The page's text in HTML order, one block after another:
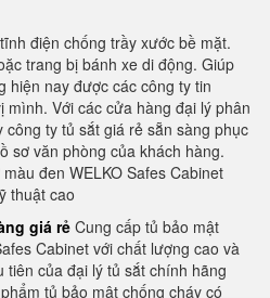
điện chống trầy xước bề mặt.
trang bị bánh xe di động. Giúp
hiện nay được các công ty tin
Với các cửa hàng đại lý phân
ty tủ sắt giá rẻ sẵn sàng phục
sơ văn phòng của khách hàng.
đen WELKO Safes Cabinet
thuật cao
giá rẻ Cung cấp tủ bảo mật
Cabinet với chất lượng cao và
của đại lý tủ sắt chính hãng
tủ bảo mật chống cháy có